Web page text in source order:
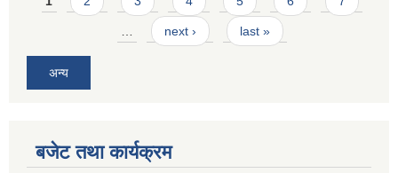
… next › last »
अन्य
बजेट तथा कार्यक्रम